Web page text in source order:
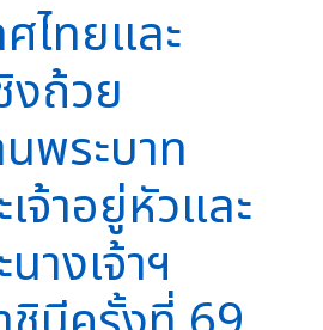
ไทยและ
งถ้วย
พระบาท
จ้าอยู่หัวและ
างเจ้าฯ